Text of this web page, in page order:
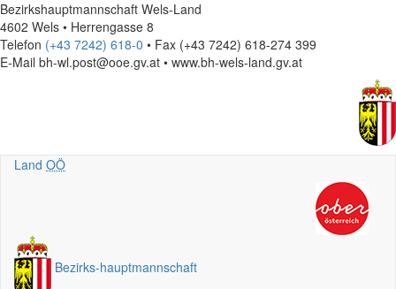
Bezirkshauptmannschaft Wels-Land
4602 Wels • Herrengasse 8
Telefon (+43 7242) 618-0 • Fax (+43 7242) 618-274 399
E-Mail bh-wl.post@ooe.gv.at • www.bh-wels-land.gv.at
Land OÖ
Bezirks-hauptmannschaft